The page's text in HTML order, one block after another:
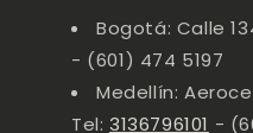
Bogotá: Calle
- (601) 474 5197
Medellín:
Tel: 3136796101 -